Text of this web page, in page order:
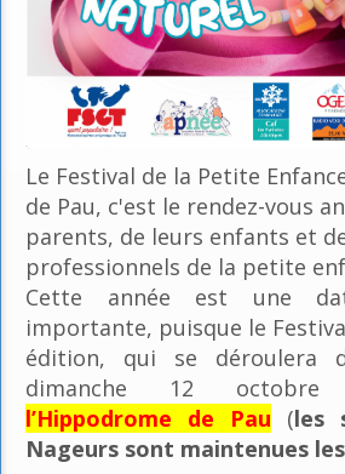
Le Festival de la Petite
de Pau, c'est le rendez-vous
parents, de leurs enfants et
professionnels de la petite
Cette année est une
importante, puisque le
édition, qui se déroulera
dimanche 12
l’Hippodrome de Pau (les
Nageurs sont maintenues